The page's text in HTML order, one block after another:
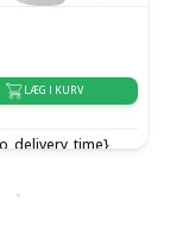
LÆG I KURV